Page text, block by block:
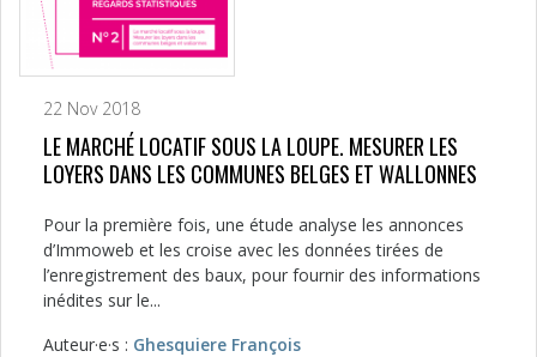
22 Nov 2018
LE MARCHÉ LOCATIF SOUS LA LOUPE. MESURER LES
LOYERS DANS LES COMMUNES BELGES ET WALLONNES
Pour la première fois, une étude analyse les annonces
d’Immoweb et les croise avec les données tirées de
l’enregistrement des baux, pour fournir des informations
inédites sur le...
Auteur·e·s : Ghesquiere François